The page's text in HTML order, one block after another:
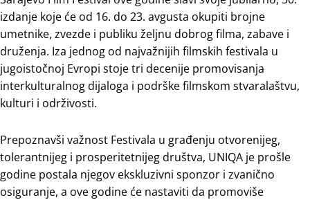
izdanje koje će od 16. do 23. avgusta okupiti brojne
umetnike, zvezde i publiku željnu dobrog filma, zabave i
druženja. Iza jednog od najvažnijih filmskih festivala u
jugoistočnoj Evropi stoje tri decenije promovisanja
interkulturalnog dijaloga i podrške filmskom stvaralaštvu,
kulturi i održivosti.
Prepoznavši važnost Festivala u građenju otvorenijeg,
tolerantnijeg i prosperitetnijeg društva, UNIQA je prošle
godine postala njegov ekskluzivni sponzor i zvanično
osiguranje, a ove godine će nastaviti da promoviše